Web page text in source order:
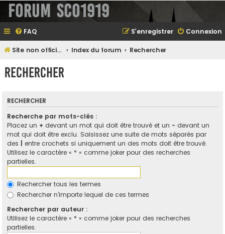
Forum SCO1919
FAQ Connexion
S’enregistrer
Site non officiel sur le SCO d'Angers Index du forum Rechercher
Rechercher
RECHERCHER
Recherche par mots-clés :
Placez un + devant un mot qui doit être trouvé et un - devant un
mot qui doit être exclu. Saisissez une suite de mots séparés par
des
entre crochets si uniquement un des mots doit être trouvé.
Utilisez le caractère « * » comme joker pour des recherches
partielles.
Rechercher tous les termes
Rechercher n’importe lequel de ces termes
Rechercher par auteur :
Utilisez le caractère « * » comme joker pour des recherches
partielles.